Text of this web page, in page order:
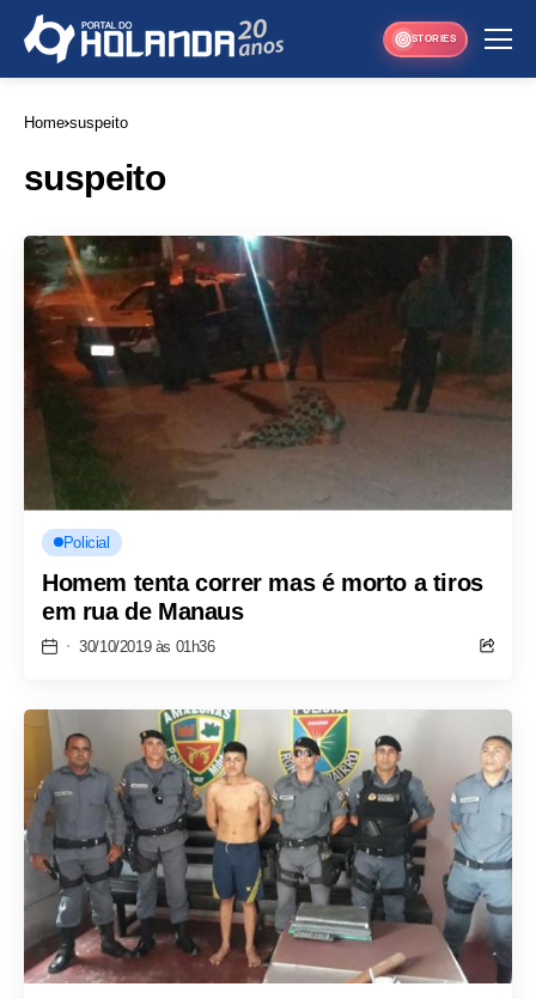
STORIES
Home suspeito
suspeito
Policial
Homem tenta correr mas é morto a tiros
em rua de Manaus
30/10/2019 às 01h36